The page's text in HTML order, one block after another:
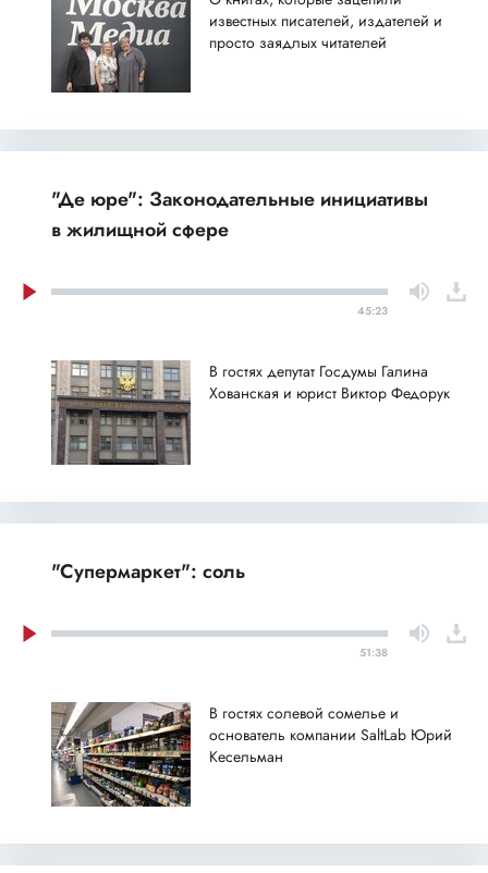
известных писателей, издателей и
просто заядлых читателей
"Де юре": Законодательные инициативы
в жилищной сфере
45:23
В гостях депутат Госдумы Галина
Хованская и юрист Виктор Федорук
"Супермаркет": соль
51:38
В гостях солевой сомелье и
основатель компании SaltLab Юрий
Кесельман